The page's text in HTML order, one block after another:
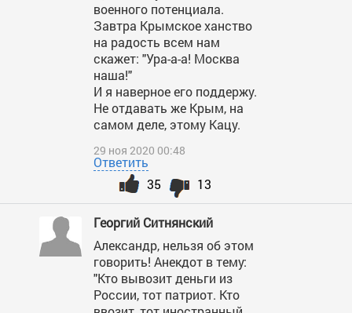
военного потенциала.
Завтра Крымское ханство
на радость всем нам
скажет: "Ура-а-а! Москва
наша!"
И я наверное его поддержу.
Не отдавать же Крым, на
самом деле, этому Кацу.
29 ноя 2020 00:48
Ответить
13
35
Георгий Ситнянский
Александр, нельзя об этом
говорить! Анекдот в тему:
"Кто вывозит деньги из
России, тот патриот. Кто